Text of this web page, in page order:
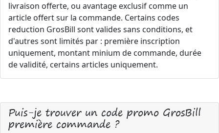
livraison offerte, ou avantage exclusif comme un
article offert sur la commande. Certains codes
reduction GrosBill sont valides sans conditions, et
d'autres sont limités par : première inscription
uniquement, montant minium de commande, durée
de validité, certains articles uniquement.
Puis-je trouver un code promo GrosBill
première commande ?